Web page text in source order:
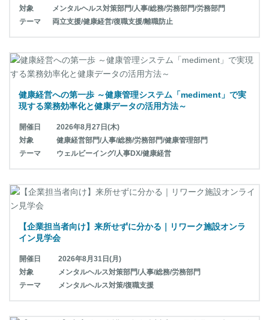
対象
メンタルヘルス対策部門/人事/総務/労務部門/労務部門
テーマ
両立支援/健康経営/復職支援/離職防止
健康経営への第一歩 ～健康管理システム「mediment」で実
現する業務効率化と健康データの活用方法～
開催日
2026年8月27日(木)
対象
健康経営部門/人事/総務/労務部門/健康管理部門
テーマ
ウェルビーイング/人事DX/健康経営
【企業担当者向け】来所せずに分かる｜リワーク施設オンラ
イン見学会
開催日
2026年8月31日(月)
対象
メンタルヘルス対策部門/人事/総務/労務部門
テーマ
メンタルヘルス対策/復職支援